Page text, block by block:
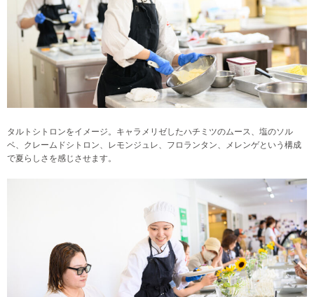
タルトシトロンをイメージ。キャラメリゼしたハチミツのムース、塩のソル
ベ、クレームドシトロン、レモンジュレ、フロランタン、メレンゲという構成
で夏らしさを感じさせます。